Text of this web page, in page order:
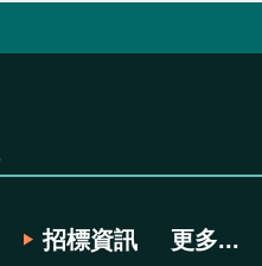
招標資訊 更多...